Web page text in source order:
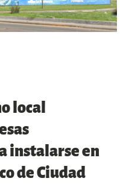
local
instalarse en
de Ciudad